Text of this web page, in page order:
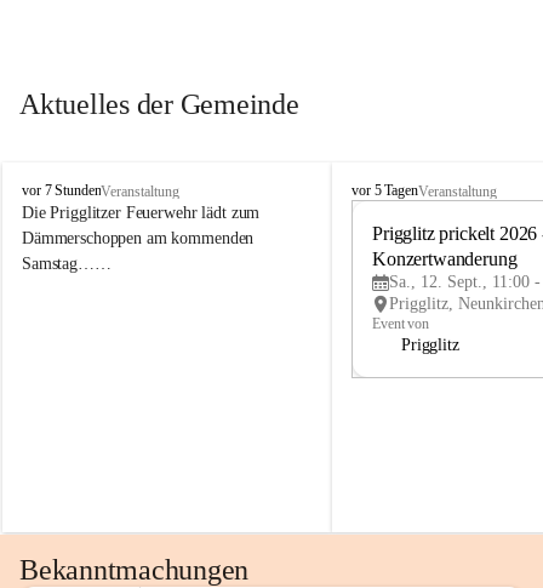
Aktuelles der Gemeinde
P
r
i
g
vor 7 StundenVeranstaltung
Die Prigglitzer Feuerwehr lädt zum
Dämmerschoppen am kommenden
Samstag……
P
vor 5 TagenVeranstaltung
Prigglitz prickelt 2026
Konzertwanderung
Sa., 12. Sept., 11:00
Event von
Prigglitz
Bekanntmachungen